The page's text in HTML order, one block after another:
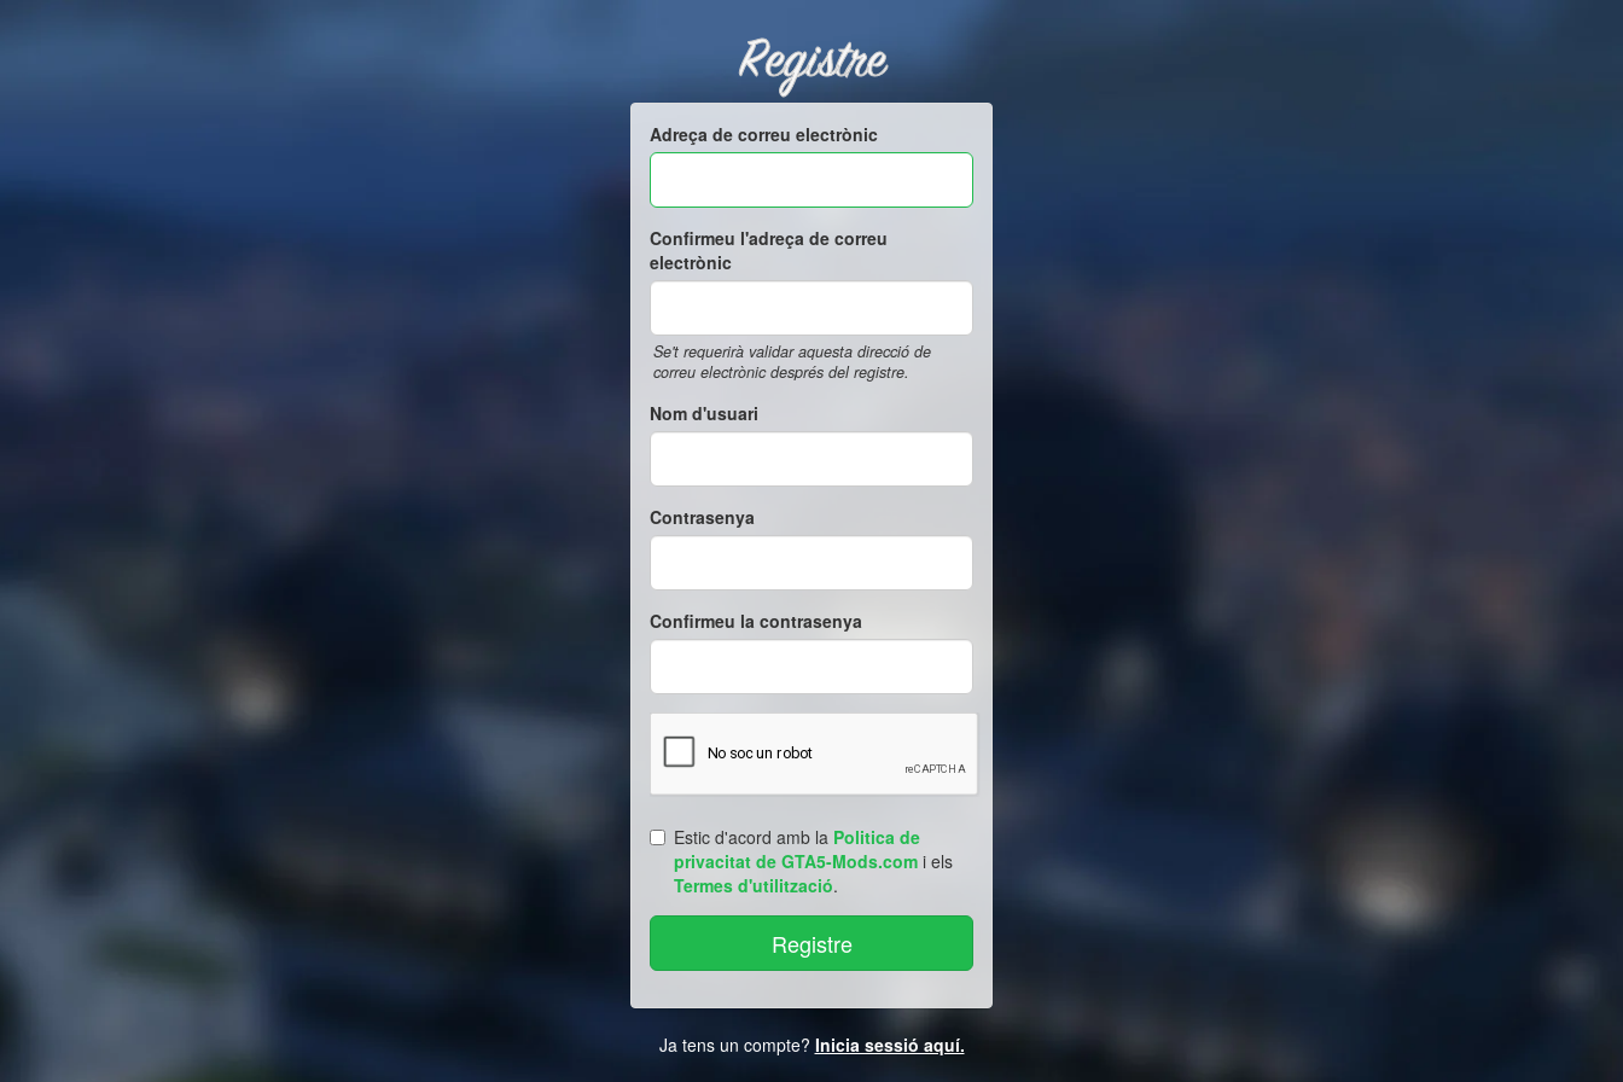
Registre
Adreça de correu electrònic
Confirmeu l'adreça de correu
electrònic
Se't requerirà validar aquesta direcció de
correu electrònic després del registre.
Nom d'usuari
Contrasenya
Confirmeu la contrasenya
Estic d'acord amb la Politica de
privacitat de GTA5-Mods.com i els
Termes d'utilització.
Ja tens un compte? Inicia sessió aquí.